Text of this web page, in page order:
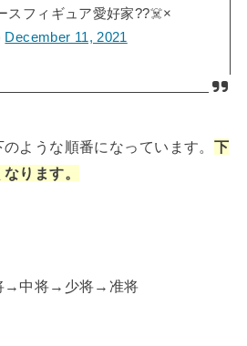
スフィギュア愛好家??‍☠️×
December 11, 2021
ような順番になっています。 下
ります。
→中将→少将→准将